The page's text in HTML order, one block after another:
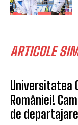
ARTICOLE
Universitatea
României!
de